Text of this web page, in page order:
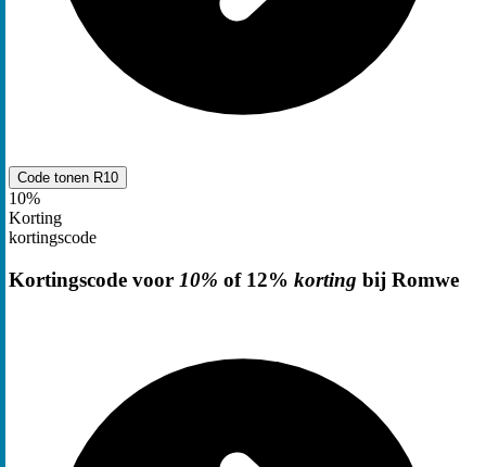
Code tonen R10
10%
Korting
kortingscode
Kortingscode voor 10% of 12% korting bij Romwe